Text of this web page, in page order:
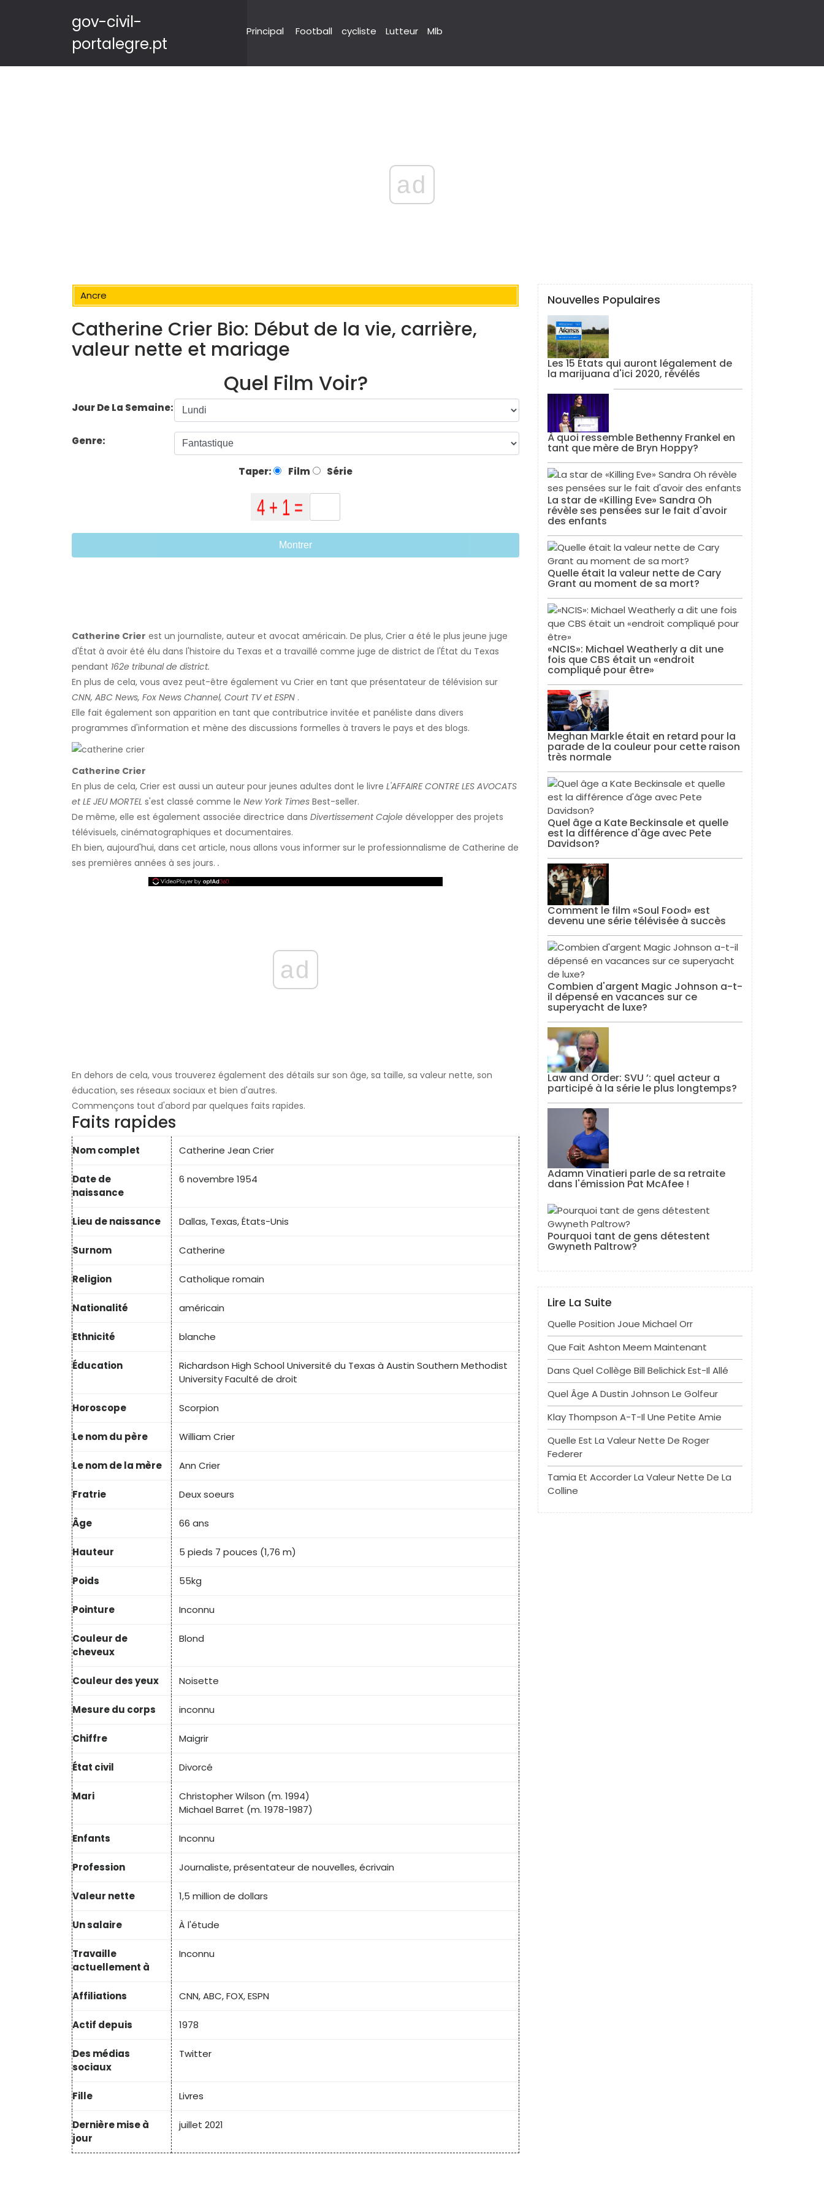
gov-civil-
portalegre.pt
Principal Football cycliste Lutteur Mlb
ad
Ancre
Catherine Crier Bio: Début de la vie, carrière,
valeur nette et mariage
Quel Film Voir?
Jour De La Semaine:
Genre:
Taper: Film Série
Montrer
Catherine Crier est un journaliste, auteur et avocat américain. De plus, Crier a été le plus jeune juge
d'État à avoir été élu dans l'histoire du Texas et a travaillé comme juge de district de l'État du Texas
pendant 162e tribunal de district.
En plus de cela, vous avez peut-être également vu Crier en tant que présentateur de télévision sur
CNN, ABC News, Fox News Channel, Court TV et ESPN .
Elle fait également son apparition en tant que contributrice invitée et panéliste dans divers
programmes d'information et mène des discussions formelles à travers le pays et des blogs.
Catherine Crier
En plus de cela, Crier est aussi un auteur pour jeunes adultes dont le livre L'AFFAIRE CONTRE LES AVOCATS
et LE JEU MORTEL s'est classé comme le New York Times Best-seller.
De même, elle est également associée directrice dans Divertissement Cajole développer des projets
télévisuels, cinématographiques et documentaires.
Eh bien, aujourd'hui, dans cet article, nous allons vous informer sur le professionnalisme de Catherine de
ses premières années à ses jours. .
ad
En dehors de cela, vous trouverez également des détails sur son âge, sa taille, sa valeur nette, son
éducation, ses réseaux sociaux et bien d'autres.
Commençons tout d'abord par quelques faits rapides.
Faits rapides
Nom complet Catherine Jean Crier
Date de
naissance
6 novembre 1954
Lieu de naissance Dallas, Texas, États-Unis
Surnom Catherine
Religion Catholique romain
Nationalité américain
Ethnicité blanche
Éducation
Richardson High School Université du Texas à Austin Southern Methodist
University Faculté de droit
Horoscope Scorpion
Le nom du père William Crier
Le nom de la mère Ann Crier
Fratrie Deux soeurs
Âge 66 ans
Hauteur 5 pieds 7 pouces (1,76 m)
Poids 55kg
Pointure Inconnu
Couleur de
cheveux
Blond
Couleur des yeux Noisette
Mesure du corps inconnu
Chiffre Maigrir
État civil Divorcé
Mari
Christopher Wilson (m. 1994)
Michael Barret (m. 1978-1987)
Enfants Inconnu
Profession Journaliste, présentateur de nouvelles, écrivain
Valeur nette 1,5 million de dollars
Un salaire À l'étude
Travaille
actuellement à
Inconnu
Affiliations CNN, ABC, FOX, ESPN
Actif depuis 1978
Des médias
sociaux
Twitter
Fille Livres
Dernière mise à
jour
juillet 2021
Nouvelles Populaires
Les 15 États qui auront légalement de
la marijuana d'ici 2020, révélés
À quoi ressemble Bethenny Frankel en
tant que mère de Bryn Hoppy?
La star de «Killing Eve» Sandra Oh
révèle ses pensées sur le fait d'avoir
des enfants
Quelle était la valeur nette de Cary
Grant au moment de sa mort?
«NCIS»: Michael Weatherly a dit une
fois que CBS était un «endroit
compliqué pour être»
Meghan Markle était en retard pour la
parade de la couleur pour cette raison
très normale
Quel âge a Kate Beckinsale et quelle
est la différence d'âge avec Pete
Davidson?
Comment le film «Soul Food» est
devenu une série télévisée à succès
Combien d'argent Magic Johnson a-t-
il dépensé en vacances sur ce
superyacht de luxe?
Law and Order: SVU ’: quel acteur a
participé à la série le plus longtemps?
Adamn Vinatieri parle de sa retraite
dans l'émission Pat McAfee !
Pourquoi tant de gens détestent
Gwyneth Paltrow?
Lire La Suite
Quelle Position Joue Michael Orr
Que Fait Ashton Meem Maintenant
Dans Quel Collège Bill Belichick Est-Il Allé
Quel Âge A Dustin Johnson Le Golfeur
Klay Thompson A-T-Il Une Petite Amie
Quelle Est La Valeur Nette De Roger
Federer
Tamia Et Accorder La Valeur Nette De La
Colline